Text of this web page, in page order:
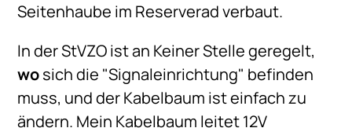
Seitenhaube im Reserverad verbaut.
In der StVZO ist an Keiner Stelle geregelt,
wosich die "Signaleinrichtung" befinden
muss, und der Kabelbaum ist einfach zu
ändern. Mein Kabelbaum leitet 12V